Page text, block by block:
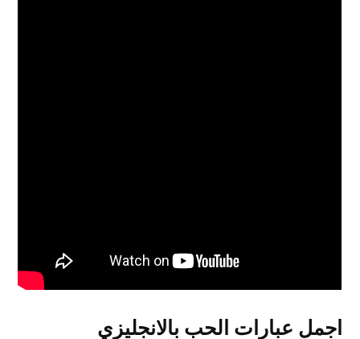
اجمل عبارات الحب بالانجليزي